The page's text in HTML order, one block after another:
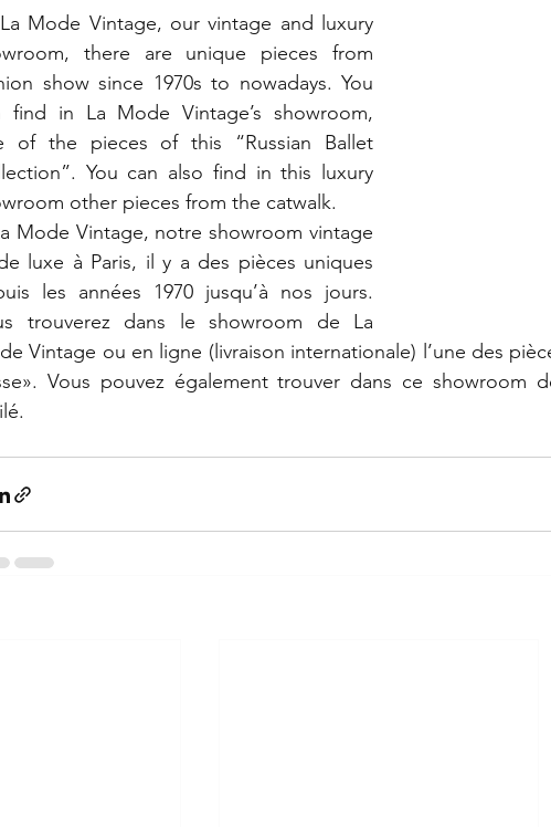
there are unique pieces from
show since 1970s to nowadays. You
find in La Mode Vintage’s showroom,
of the pieces of this “Russian Ballet
You can also find in this luxury
other pieces from the catwalk.
Mode Vintage, notre showroom vintage
luxe à Paris, il y a des pièces uniques
les années 1970 jusqu’à nos jours.
trouverez dans le showroom de La
Vintage ou en ligne (livraison internationale) l’une des
Vous pouvez également trouver dans ce showroom